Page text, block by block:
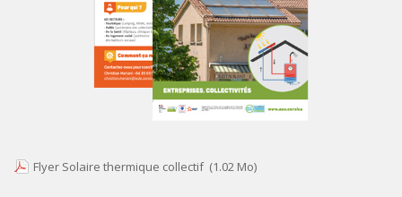
Flyer Solaire thermique collectif (1.02 Mo)